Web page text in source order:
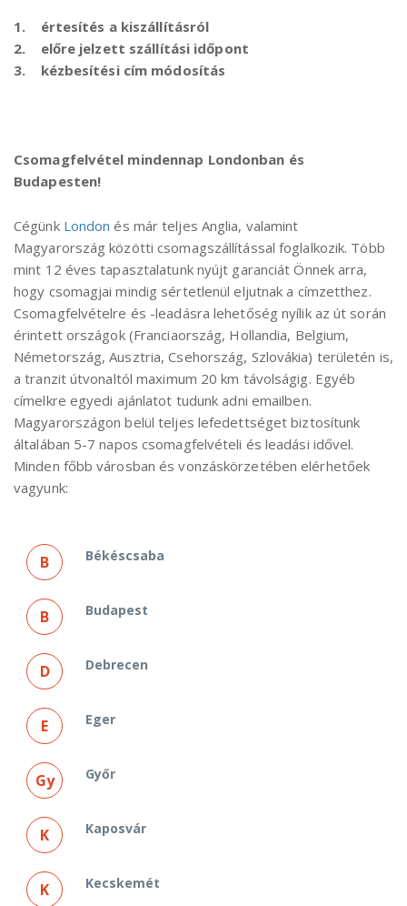
1. értesítés a kiszállításról
2. előre jelzett szállítási időpont
3. kézbesítési cím módosítás
Csomagfelvétel mindennap Londonban és
Budapesten!
Cégünk London és már teljes Anglia, valamint
Magyarország közötti csomagszállítással foglalkozik. Több
mint 12 éves tapasztalatunk nyújt garanciát Önnek arra,
hogy csomagjai mindig sértetlenül eljutnak a címzetthez.
Csomagfelvételre és -leadásra lehetőség nyílik az út során
érintett országok (Franciaország, Hollandia, Belgium,
Németország, Ausztria, Csehország, Szlovákia) területén is,
a tranzit útvonaltól maximum 20 km távolságig. Egyéb
címelkre egyedi ajánlatot tudunk adni emailben.
Magyarországon belül teljes lefedettséget biztosítunk
általában 5-7 napos csomagfelvételi és leadási idővel.
Minden főbb városban és vonzáskörzetében elérhetőek
vagyunk:
B Békéscsaba
B Budapest
D Debrecen
E Eger
Gy Győr
K Kaposvár
K Kecskemét